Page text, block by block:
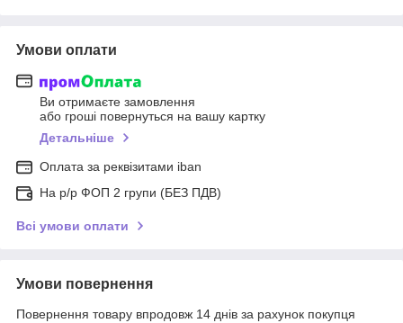
Умови оплати
Ви отримаєте замовлення
або гроші повернуться на вашу картку
Детальніше
Оплата за реквізитами iban
На р/р ФОП 2 групи (БЕЗ ПДВ)
Всі умови оплати
Умови повернення
Повернення товару впродовж 14 днів за рахунок покупця